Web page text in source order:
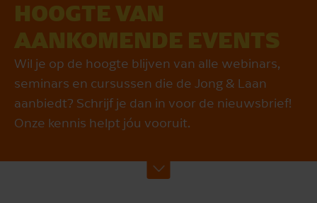
HOOGTE VAN
AANKOMENDE EVENTS
Wil je op de hoogte blijven van alle webinars,
seminars en cursussen die de Jong & Laan
aanbiedt? Schrijf je dan in voor de nieuwsbrief!
Onze kennis helpt jóu vooruit.